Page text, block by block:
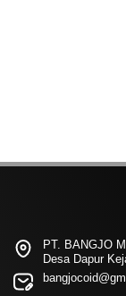
PT. BANGJO
Desa Dapur